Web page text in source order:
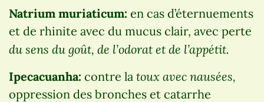
Natrium muriaticum: en cas d’éternuements
et de rhinite avec du mucus clair, avec perte
du sens du goût, de l’odorat et de l’appétit.
Ipecacuanha: contre la toux avec nausées,
oppression des bronches et catarrhe